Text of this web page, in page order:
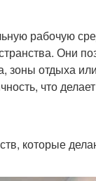
рабочую
Они
зоны отдыха
что
которые